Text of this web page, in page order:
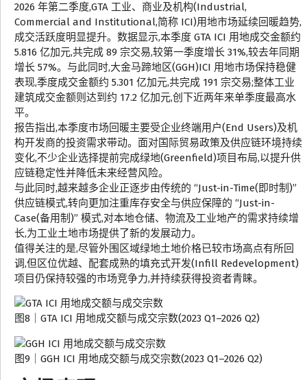
2026 年第二季度,GTA 工业、商业及机构(Industrial,
Commercial and Institutional,简称 ICI)用地市场延续回暖趋势,
成交活跃度明显提升。数据显示,本季度 GTA ICI 用地成交金额约
5.816 亿加元,共完成 89 宗交易,较第一季度增长 31%,较去年同期
增长 57%。与此同时,大金马蹄地区(GGH)ICI 用地市场保持稳健
表现,季度成交金额约 5.301 亿加元,共完成 191 宗交易;整体工业
建筑成交金额则达到约 17.2 亿加元,创下近两年来单季度最高水
平。
报告指出,本季度市场回暖主要受企业终端用户(End Users)及机
构开发商的投资需求带动。面对国际贸易政策及供应链环境持续
变化,不少企业选择提前完成绿地(Greenfield)项目布局,以提升供
应链稳定性并降低未来经营风险。
与此同时,越来越多企业正逐步由传统的 “Just-in-Time(即时制)”
供应链模式,转向更加注重库存安全与供应保障的 “Just-in-
Case(备用制)” 模式,对本地仓储、物流及工业地产的需求持续增
长,为工业土地市场提供了新的发展动力。
值得关注的是,尽管外围区域绿地土地价格已较市场高点有所回
调,但区位优越、配套成熟的填充式开发(Infill Redevelopment)
项目仍保持较强的市场竞争力,并持续获得投资者青睐。
图8｜GTA ICI 用地成交额与成交宗数(2023 Q1–2026 Q2)
图9｜GGH ICI 用地成交额与成交宗数(2023 Q1–2026 Q2)